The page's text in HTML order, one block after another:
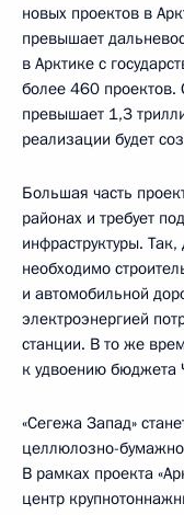
новых проектов в
превышает
в Арктике с
более 460
превышает 1,3
реализации будет
Большая часть
районах и требует
инфраструктуры.
необходимо
и автомобильной
электроэнергией
станции. В то же
к удвоению бюджета
«Сегежа Запад»
целлюлозно-
В рамках проекта
центр